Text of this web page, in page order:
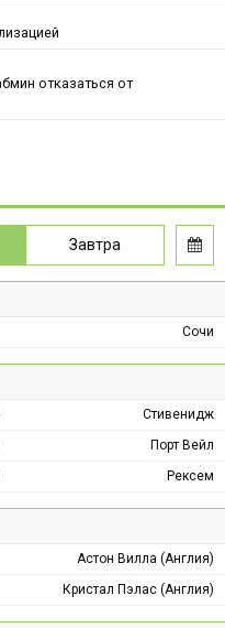
отказаться от
Завтра
Сочи
Стивенидж
Порт Вейл
Рексем
Астон Вилла (Англия)
Кристал Пэлас (Англия)